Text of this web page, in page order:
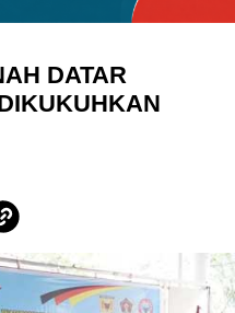
DATAR